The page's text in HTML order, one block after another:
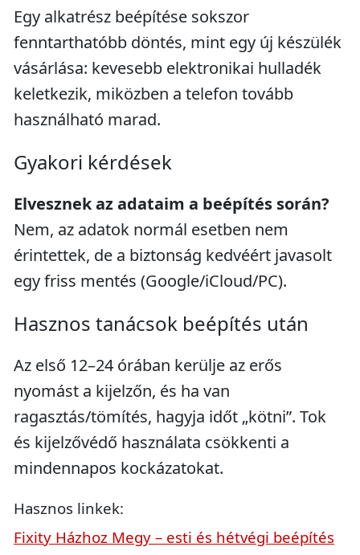
Egy alkatrész beépítése sokszor
fenntarthatóbb döntés, mint egy új készülék
vásárlása: kevesebb elektronikai hulladék
keletkezik, miközben a telefon tovább
használható marad.
Gyakori kérdések
Elvesznek az adataim a beépítés során?
Nem, az adatok normál esetben nem
érintettek, de a biztonság kedvéért javasolt
egy friss mentés (Google/iCloud/PC).
Hasznos tanácsok beépítés után
Az első 12–24 órában kerülje az erős
nyomást a kijelzőn, és ha van
ragasztás/tömítés, hagyja időt „kötni”. Tok
és kijelzővédő használata csökkenti a
mindennapos kockázatokat.
Hasznos linkek:
Fixity Házhoz Megy – esti és hétvégi beépítés